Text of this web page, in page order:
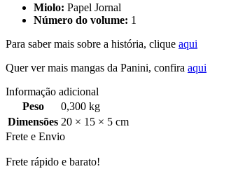
Miolo: Papel Jornal
Número do volume: 1
Para saber mais sobre a história, clique aqui
Quer ver mais mangas da Panini, confira aqui
Informação adicional
Peso
0,300 kg
Dimensões 20 × 15 × 5 cm
Frete e Envio
Frete rápido e barato!